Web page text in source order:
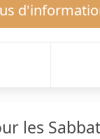
les